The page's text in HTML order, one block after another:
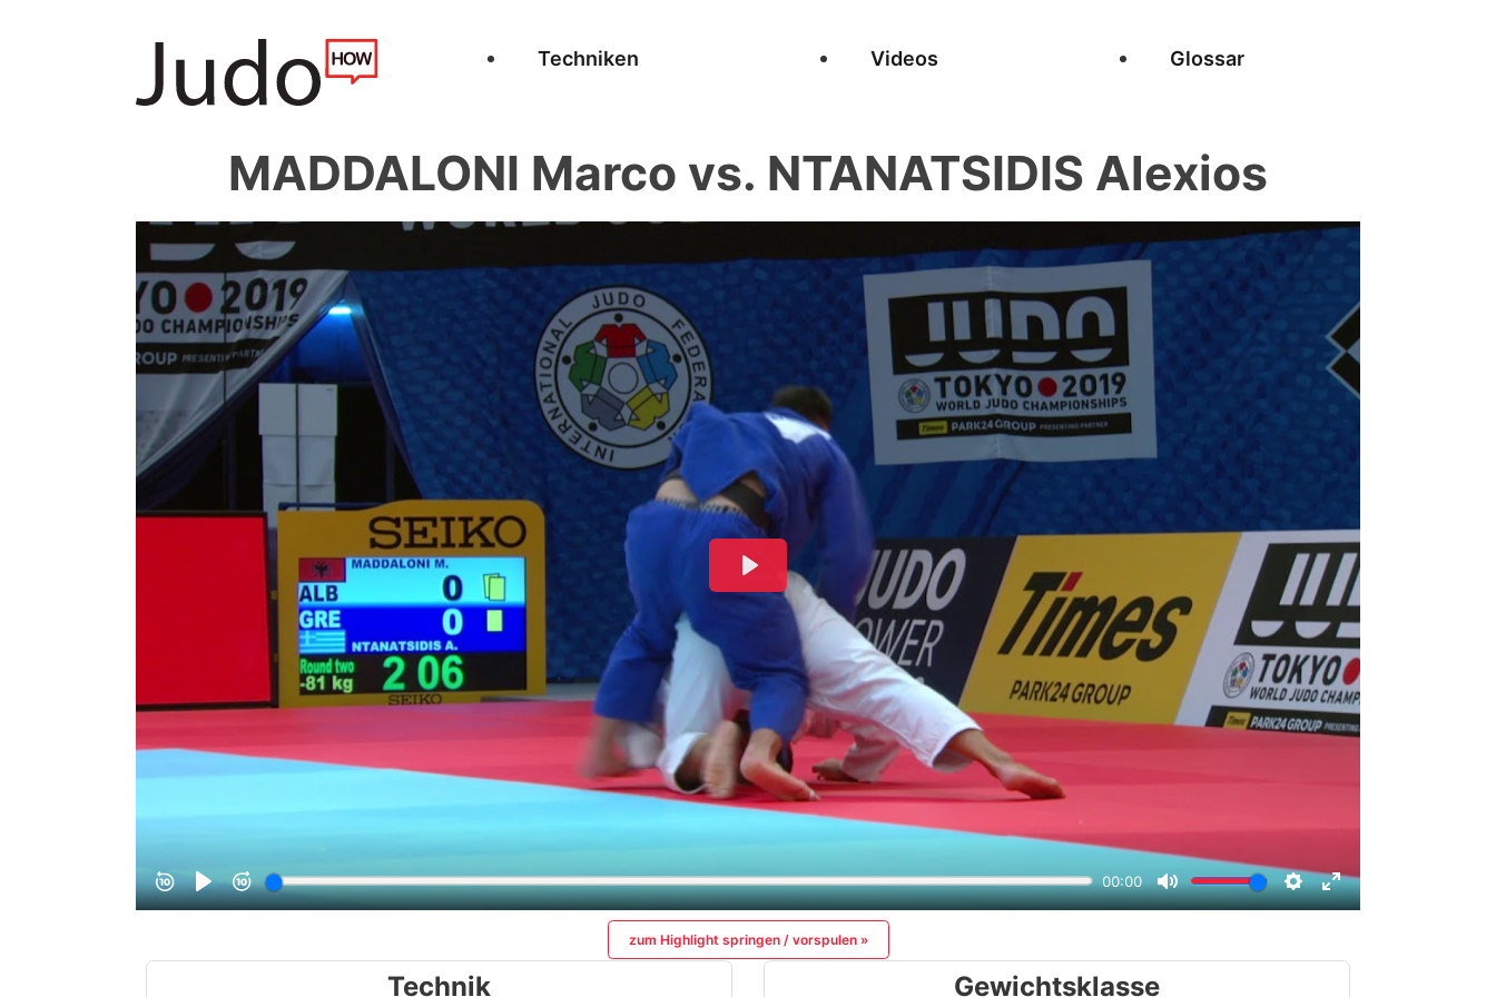
Techniken Videos Glossar
MADDALONI Marco vs. NTANATSIDIS Alexios
zum Highlight springen / vorspulen »
Technik Gewichtsklasse